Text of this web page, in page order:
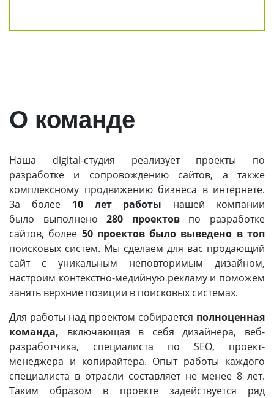
О команде
Наша digital-студия реализует проекты по
разработке и сопровождению сайтов, а также
комплексному продвижению бизнеса в интернете.
За более 10 лет работы нашей компании
было выполнено280 проектовпо разработке
сайтов, более 50 проектов было выведено в топ
поисковых систем. Мы сделаем для вас продающий
сайт с уникальным неповторимым дизайном,
настроим контекстно-медийную рекламу и поможем
занять верхние позиции в поисковых системах.
Для работы над проектом собирается полноценная
команда, включающая в себя дизайнера, веб-
разработчика, специалиста по SEO, проект-
менеджера и копирайтера. Опыт работы каждого
специалиста в отрасли составляет не менее 8 лет.
Таким образом в проекте задействуется ряд